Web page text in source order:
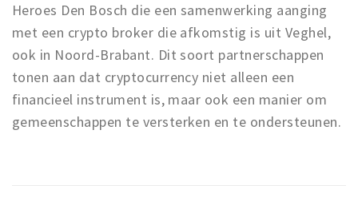
Heroes Den Bosch die een samenwerking aanging
met een crypto broker die afkomstig is uit Veghel,
ook in Noord-Brabant. Dit soort partnerschappen
tonen aan dat cryptocurrency niet alleen een
financieel instrument is, maar ook een manier om
gemeenschappen te versterken en te ondersteunen.